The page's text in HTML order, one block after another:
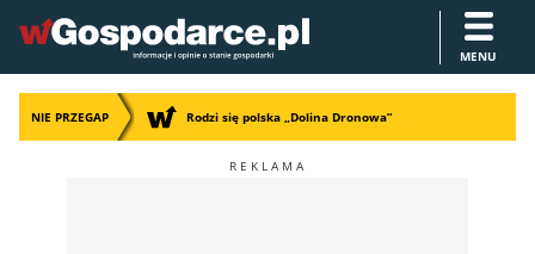
MENU
NIE PRZEGAP Rodzi się polska „Dolina Dronowa”